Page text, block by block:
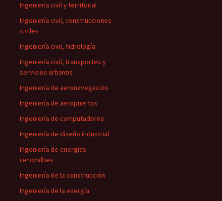
Ingeniería civil y territorial
Ingeniería civil, construcciones
civiles
Ingeniería civil, hidrología
Ingeniería civil, transportes y
servicios urbanos
Ingeniería de aeronavegación
Ingeniería de aeropuertos
Ingeniería de computadores
Ingeniería de diseño industrial
Ingeniería de energías
renovalbes
Ingeniería de la construcción
Ingeniería de la energía